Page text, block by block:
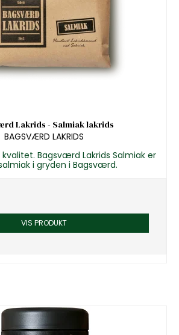
Lakrids - Salmiak lakrids
BAGSVÆRD LAKRIDS
Bagsværd Lakrids Salmiak er
i gryden i Bagsværd.
VIS PRODUKT